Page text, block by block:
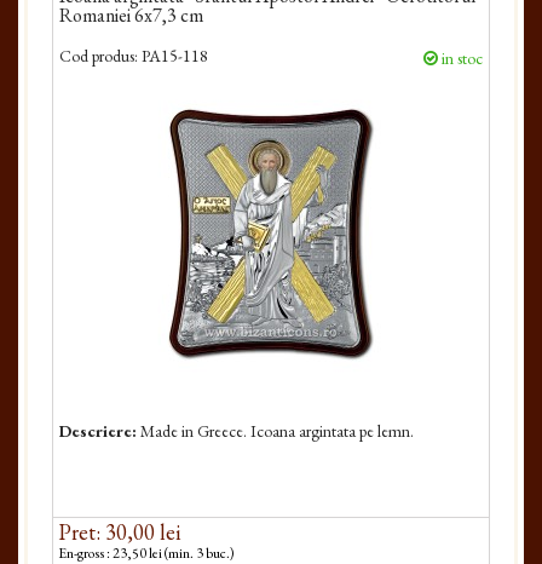
Romaniei 6x7,3 cm
Cod produs: PA15-118 in stoc
Descriere: Made in Greece. Icoana argintata pe lemn.
Pret: 30,00 lei
En-gross : 23,50 lei (min. 3 buc.)